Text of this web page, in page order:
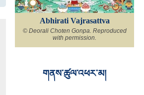
Abhirati Vajrasattva
© Deorali Choten Gonpa. Reproduced
with permission.
གནས་ཚུལ་འཕར་མ།